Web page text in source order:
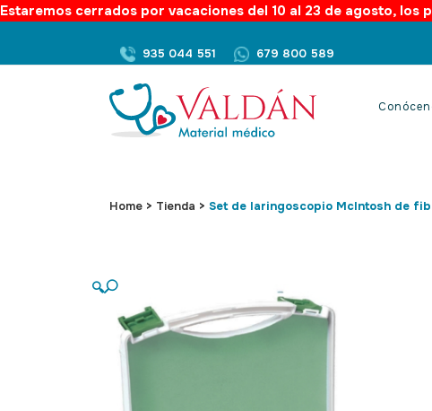
Estaremos cerrados por vacaciones del 10 al 23 de agosto,
935 044 551 679 800 589
Home > Tienda > Set de laringoscopio McIntosh de
🔍